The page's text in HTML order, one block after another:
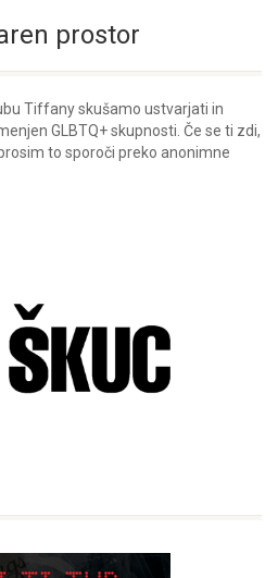
prostor
Tiffany skušamo ustvarjati in
GLBTQ+ skupnosti. Če se ti zdi,
to sporoči preko anonimne